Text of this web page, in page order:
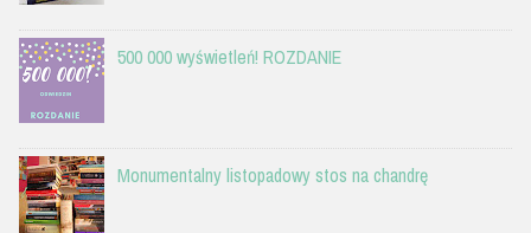
500 000 wyświetleń! ROZDANIE
Monumentalny listopadowy stos na chandrę